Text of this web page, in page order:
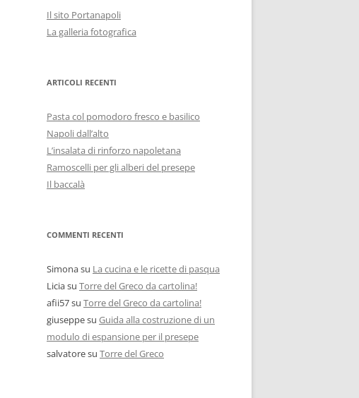
Il sito Portanapoli
La galleria fotografica
ARTICOLI RECENTI
Pasta col pomodoro fresco e basilico
Napoli dall’alto
L’insalata di rinforzo napoletana
Ramoscelli per gli alberi del presepe
Il baccalà
COMMENTI RECENTI
Simonasu La cucina e le ricette di pasqua
Liciasu Torre del Greco da cartolina!
afii57su Torre del Greco da cartolina!
giuseppesu Guida alla costruzione di un
modulo di espansione per il presepe
salvatoresu Torre del Greco